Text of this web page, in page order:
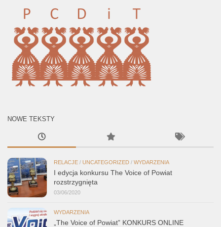
NOWE TEKSTY
RELACJE / UNCATEGORIZED / WYDARZENIA
I edycja konkursu The Voice of Powiat
rozstrzygnięta
03/06/2020
WYDARZENIA
„The Voice of Powiat” KONKURS ONLINE